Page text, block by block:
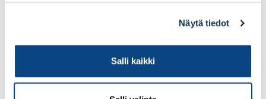
Näytä tiedot
Salli kaikki